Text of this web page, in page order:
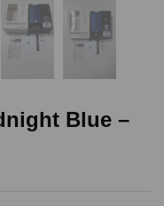
Blue –